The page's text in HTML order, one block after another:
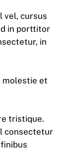
vel, cursus
in porttitor
in
molestie et
tristique.
consectetur